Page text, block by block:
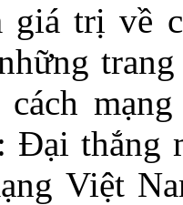
giá trị về
Đại thắng
Việt